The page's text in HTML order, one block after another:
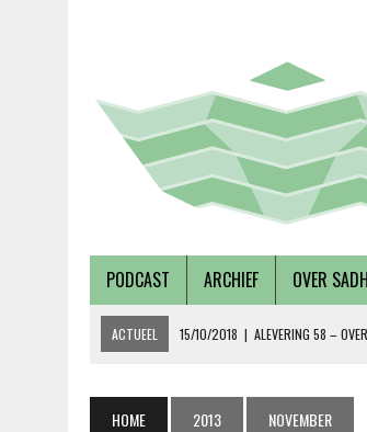
PODCAST ARCHIEF OVER
ACTUEEL 15/10/2018 | ALEVERING 58 –
HOME 2013 NOVEMBER